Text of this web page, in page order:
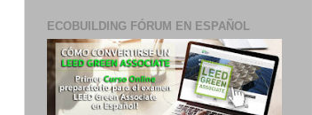
ECOBUILDING FÓRUM EN ESPAÑOL